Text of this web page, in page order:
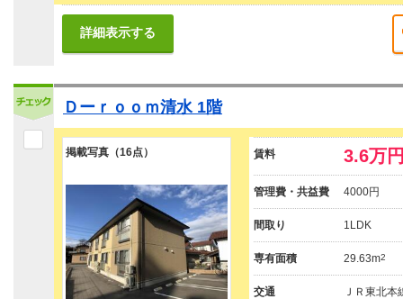
詳細表示する
Ｄーｒｏｏｍ清水 1階
掲載写真（16点） 賃料 3.6万
管理費・共益費 4000円
間取り 1LDK
専有面積 29.63m2
交通
ＪＲ東北